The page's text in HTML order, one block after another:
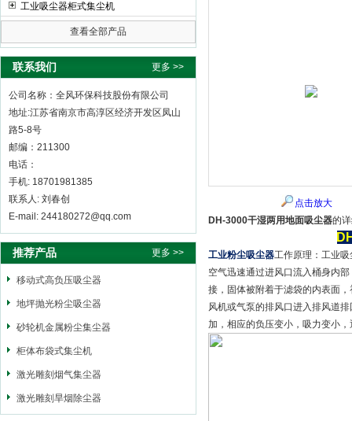
工业吸尘器柜式集尘机
查看全部产品
联系我们 更多 >>
公司名称：全风环保科技股份有限公司
地址:江苏省南京市高淳区经济开发区凤山
路5-8号
邮编：211300
电话：
手机: 18701981385
联系人: 刘春创
E-mail: 244180272@qq.com
推荐产品 更多 >>
移动式高负压吸尘器
地坪抛光粉尘吸尘器
砂轮机金属粉尘集尘器
柜体布袋式集尘机
激光雕刻烟气集尘器
激光雕刻旱烟除尘器
点击放大
DH-3000干湿两用地面吸尘器的
工业粉尘吸尘器工作原理：工业
空气迅速通过进风口流入桶身内
接，固体被附着于滤袋的内表面
风机或气泵的排风口进入排风道
加，相应的负压变小，吸力变小